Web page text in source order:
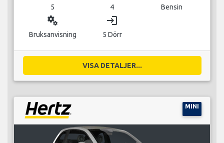
5 4 Bensin
miscellaneous_services
Bruksanvisning
login
5 Dörr
VISA DETALJER...
MINI